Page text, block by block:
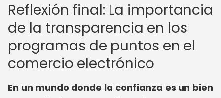
Reflexión final: La importancia
de la transparencia en los
programas de puntos en el
comercio electrónico
En un mundo donde la confianza es un bien